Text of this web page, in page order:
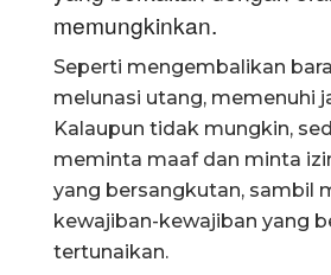
memungkinkan.
Seperti mengembalikan
melunasi utang, memenuhi
Kalaupun tidak mungkin,
meminta maaf dan minta
yang bersangkutan, sambil
kewajiban-kewajiban yang
tertunaikan.